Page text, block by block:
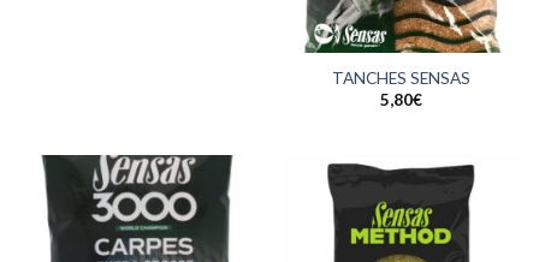
TANCHES SENSAS
5,80€